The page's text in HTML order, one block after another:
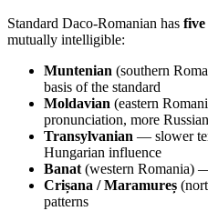
Standard Daco-Romanian has five
mutually intelligible:
Muntenian (southern
basis of the standard
Moldavian (eastern
pronunciation, more
Transylvanian — slower
Hungarian influence
Banat (western Romania)
Crișana / Maramureș
patterns